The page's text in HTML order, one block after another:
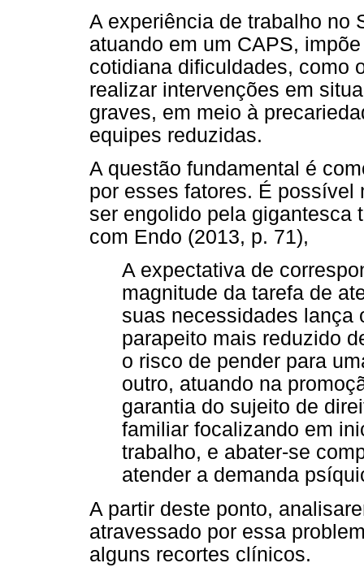
A experiência de trabalho no
atuando em um CAPS,
cotidiana dificuldades, como
realizar intervenções em
graves, em meio à
equipes reduzidas.
A questão fundamental é
por esses fatores. É
ser engolido pela gigantesca
com Endo (2013, p. 71),
A expectativa de
magnitude da tarefa de
suas necessidades lança
parapeito mais reduzido
o risco de pender para
outro, atuando na
garantia do sujeito de
familiar focalizando em
trabalho, e abater-se
atender a demanda
A partir deste ponto,
atravessado por essa
alguns recortes clínicos.